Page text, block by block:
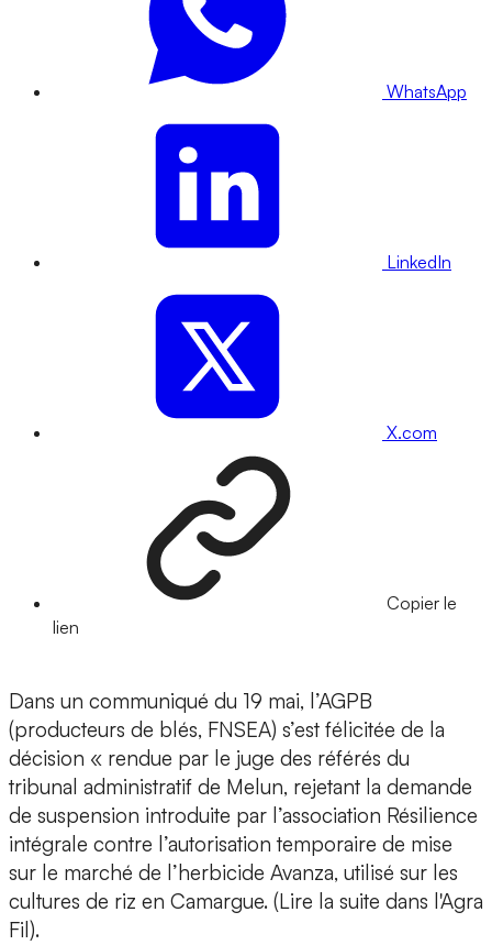
WhatsApp
LinkedIn
X.com
Copier le
lien
Dans un communiqué du 19 mai, l’AGPB
(producteurs de blés, FNSEA) s’est félicitée de la
décision « rendue par le juge des référés du
tribunal administratif de Melun, rejetant la demande
de suspension introduite par l’association Résilience
intégrale contre l’autorisation temporaire de mise
sur le marché de l’herbicide Avanza, utilisé sur les
cultures de riz en Camargue. (Lire la suite dans l'Agra
Fil).